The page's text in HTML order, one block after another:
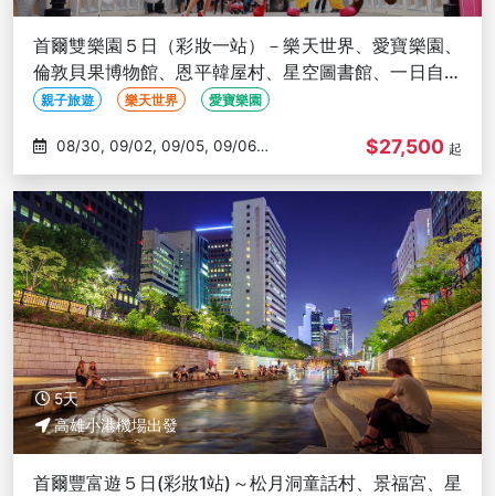
首爾雙樂園５日（彩妝一站）－樂天世界、愛寶樂園、
倫敦貝果博物館、恩平韓屋村、星空圖書館、一日自由
活動、兩晚明洞－高雄出發
親子旅遊 樂天世界 愛寶樂園
09/08
$27,500 起
5天
高雄小港機場出發
首爾豐富遊５日(彩妝1站)～松月洞童話村、景福宮、星